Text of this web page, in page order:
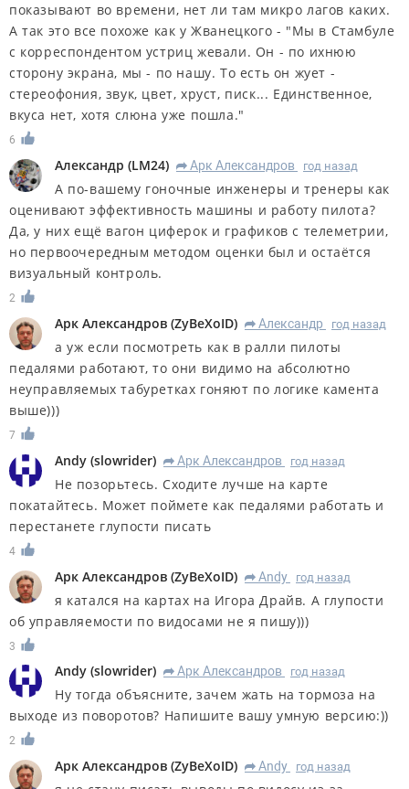
показывают во времени, нет ли там микро лагов каких.
А так это все похоже как у Жванецкого - "Мы в Стамбуле
с корреспондентом устриц жевали. Он - по ихнюю
сторону экрана, мы - по нашу. То есть он жует -
стереофония, звук, цвет, хруст, писк... Единственное,
вкуса нет, хотя слюна уже пошла."
6
Александр (LM24) R Арк Александров год назад
А по-вашему гоночные инженеры и тренеры как
оценивают эффективность машины и работу пилота?
Да, у них ещё вагон циферок и графиков с телеметрии,
но первоочередным методом оценки был и остаётся
визуальный контроль.
2
Арк Александров (ZyBeXoID) R Александр год назад
а уж если посмотреть как в ралли пилоты
педалями работают, то они видимо на абсолютно
неуправляемых табуретках гоняют по логике камента
выше)))
7
Andy (slowrider) R Арк Александров год назад
Не позорьтесь. Сходите лучше на карте
покатайтесь. Может поймете как педалями работать и
перестанете глупости писать
4
Арк Александров (ZyBeXoID) R Andy год назад
я катался на картах на Игора Драйв. А глупости
об управляемости по видосами не я пишу)))
3
Andy (slowrider) R Арк Александров год назад
Ну тогда объясните, зачем жать на тормоза на
выходе из поворотов? Напишите вашу умную версию:))
2
Арк Александров (ZyBeXoID) R Andy год назад